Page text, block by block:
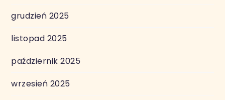
grudzień 2025
listopad 2025
październik 2025
wrzesień 2025